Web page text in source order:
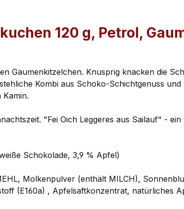
120 g, Petrol,
Gaumenkitzelchen. Knusprig knacken die
Kombi aus Schoko-Schichtgenuss
"Fei Oich Leggeres aus Sailauf" -
Schokolade, 3,9 % Apfel)
Molkenpulver (enthält MILCH),
(E160a) , Apfelsaftkonzentrat, natürliches